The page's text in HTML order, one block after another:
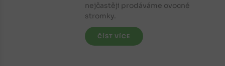
nejčastěji prodáváme ovocné
stromky.
ČÍST VÍCE